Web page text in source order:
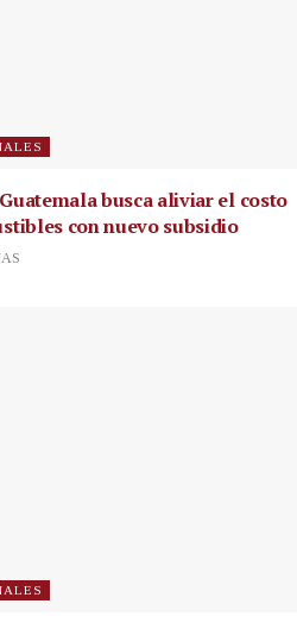
busca aliviar el costo
con nuevo subsidio